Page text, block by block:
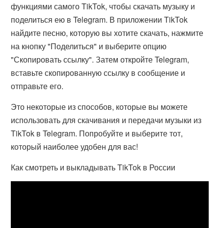
функциями самого TikTok, чтобы скачать музыку и
поделиться ею в Telegram. В приложении TikTok
найдите песню, которую вы хотите скачать, нажмите
на кнопку "Поделиться" и выберите опцию
"Скопировать ссылку". Затем откройте Telegram,
вставьте скопированную ссылку в сообщение и
отправьте его.
Это некоторые из способов, которые вы можете
использовать для скачивания и передачи музыки из
TikTok в Telegram. Попробуйте и выберите тот,
который наиболее удобен для вас!
Как смотреть и выкладывать TikTok в России